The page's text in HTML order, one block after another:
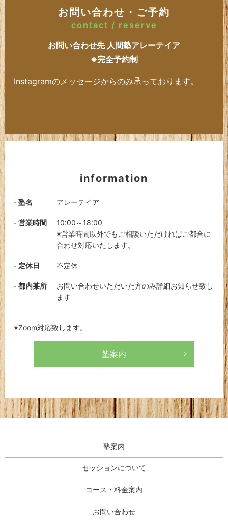
お問い合わせ・ご予約
contact / reserve
お問い合わせ先 人間塾アレーテイア
※完全予約制
Instagramのメッセージからのみ承っております。
information
塾名 アレーテイア
営業時間
10:00～18:00
※営業時間以外でもご相談いただければご都合に
合わせ対応いたします。
定休日 不定休
都内某所
お問い合わせいただいた方のみ詳細お知らせ致し
ます
※Zoom対応致します。
塾案内
塾案内
セッションについて
コース・料金案内
お問い合わせ